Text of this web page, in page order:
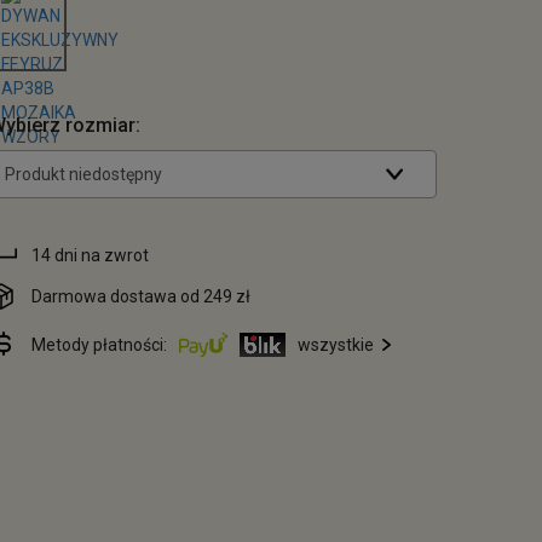
rozmiar:
Produkt niedostępny
14 dni na zwrot
Darmowa dostawa od 249 zł
Metody płatności: wszystkie